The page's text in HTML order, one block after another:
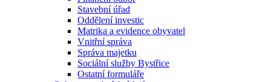
Stavební úřad
Oddělení investic
Matrika a evidence obyvatel
Vnitřní správa
Správa majetku
Sociální služby Bystřice
Ostatní formuláře